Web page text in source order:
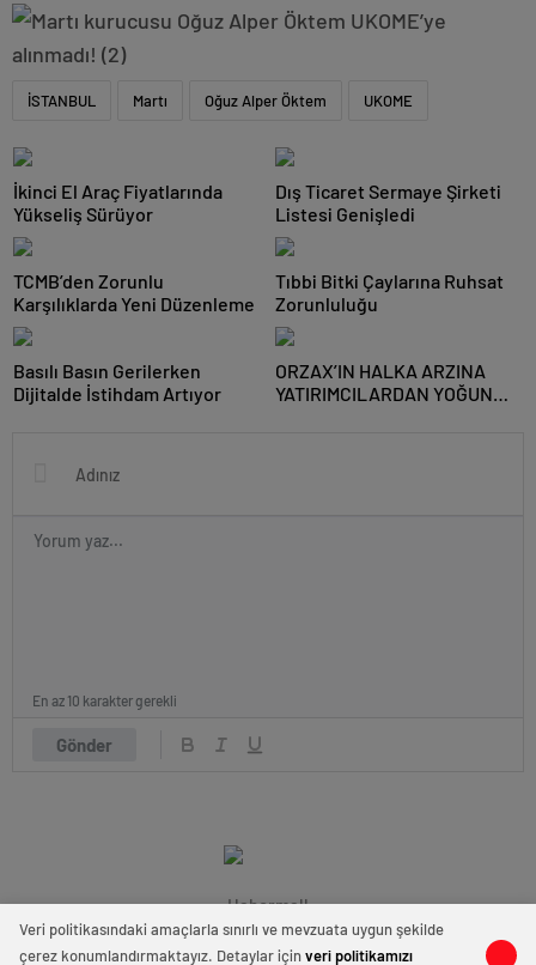
0 0
İSTANBUL Martı Oğuz Alper Öktem UKOME
İkinci El Araç Fiyatlarında
Yükseliş Sürüyor
Dış Ticaret Sermaye Şirketi
Listesi Genişledi
TCMB’den Zorunlu
Karşılıklarda Yeni Düzenleme
Tıbbi Bitki Çaylarına Ruhsat
Zorunluluğu
Basılı Basın Gerilerken
Dijitalde İstihdam Artıyor
ORZAX’IN HALKA ARZINA
YATIRIMCILARDAN YOĞUN
Gönder
En az 10 karakter gerekli
Habermall
Veri politikasındaki amaçlarla sınırlı ve mevzuata uygun şekilde
çerez konumlandırmaktayız. Detaylar içinveri politikamızı